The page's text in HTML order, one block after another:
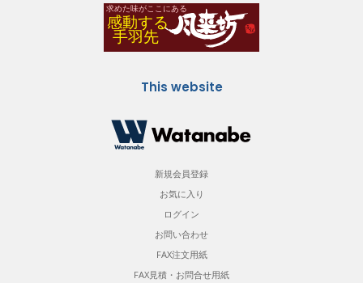
This website
新規会員登録
お気に入り
ログイン
お問い合わせ
FAX注文用紙
FAX見積・お問合せ用紙